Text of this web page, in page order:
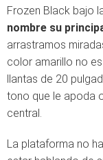
Frozen Black bajo
nombre su
arrastramos
color amarillo no
llantas de 20
tono que le apoda
central.
La plataforma no